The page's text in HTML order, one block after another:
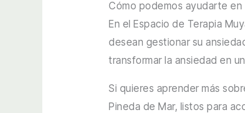
Cómo podemos ayudarte en
En el Espacio de Terapia
desean gestionar su
transformar la ansiedad en
Si quieres aprender más
Pineda de Mar, listos para